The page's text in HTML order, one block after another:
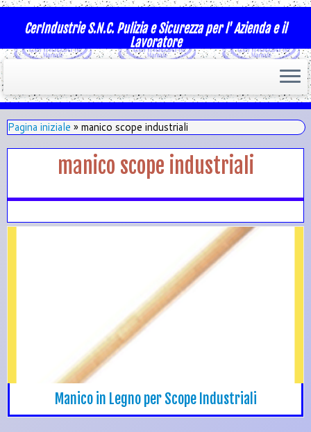
CerIndustrie S.N.C. Pulizia e Sicurezza per l' Azienda e il
Lavoratore
Pagina iniziale » manico scope industriali
manico scope industriali
Manico in Legno per Scope Industriali